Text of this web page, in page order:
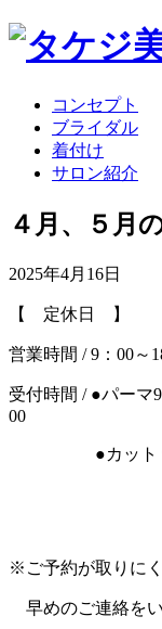
コンセプト
ブライダル
着付け
サロン紹介
４月、５月
2025年4月16日
【 定休日 】
営業時間 / 9：00
受付時間 / ●パーマ
00
●カット 9：
※ご予約が取りに
早めのご連絡をい